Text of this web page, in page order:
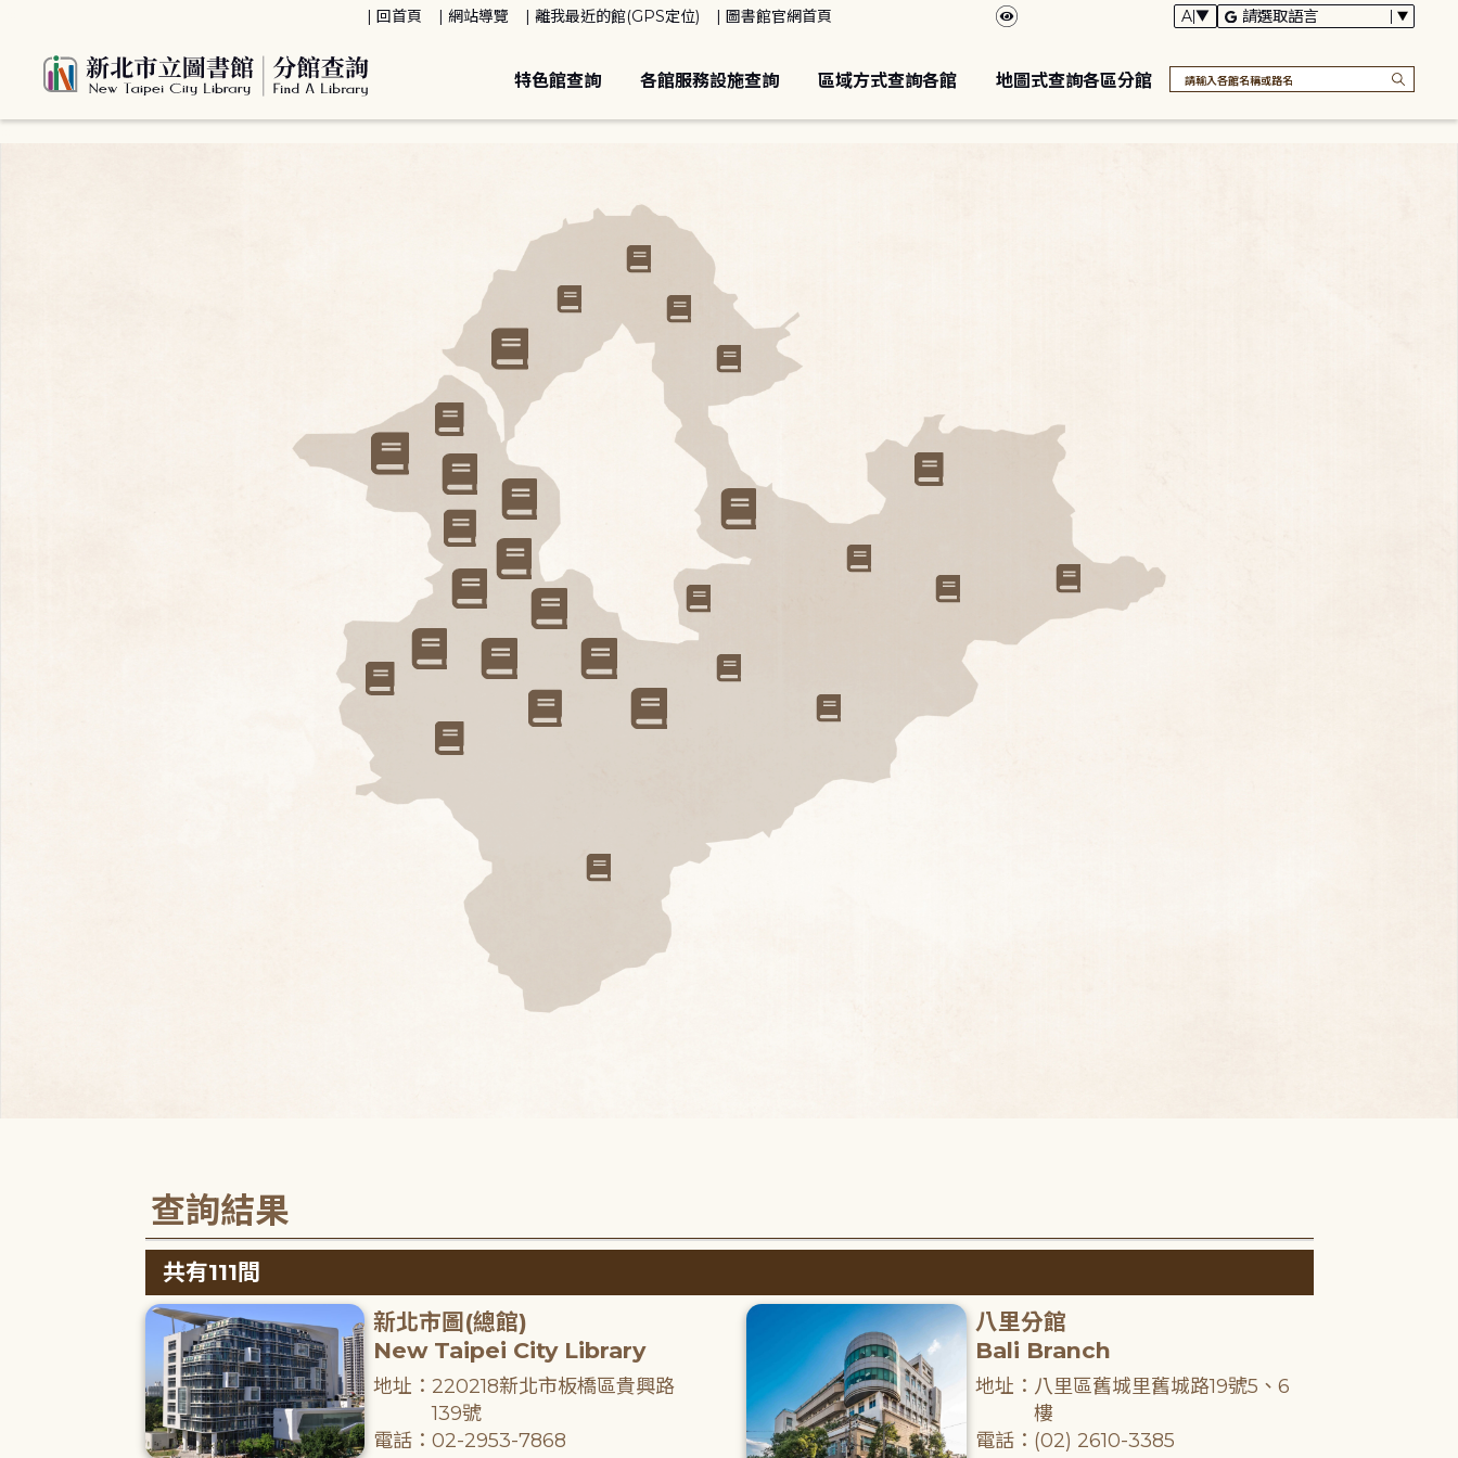
回首頁 網站導覽 離我最近的館(GPS定位) 圖書館官網首頁
特色館查詢 各館服務設施查詢 區域方式查詢各館 地圖式查詢各區分館
查詢結果
共有111間
新北市圖(總館)
New Taipei City Library
地址：220218新北市板橋區貴興路
139號
電話：02-2953-7868
八里分館
Bali Branch
地址：八里區舊城里舊城路19號5、6
樓
電話：(02) 2610-3385